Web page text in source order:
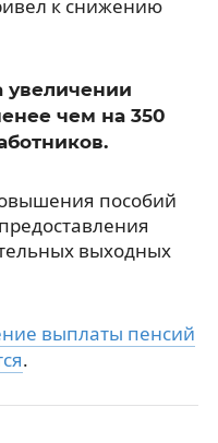
к снижению
увеличении
чем на 350
пособий
выходных
выплаты пенсий
.